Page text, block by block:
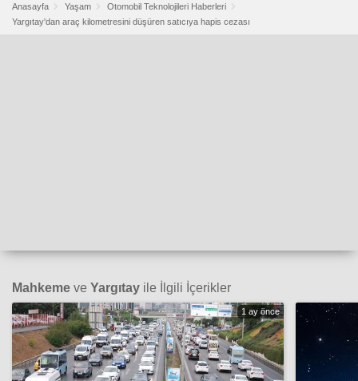
Anasayfa Yaşam
Otomobil Teknolojileri Haberleri
Yargıtay'dan araç kilometresini düşüren satıcıya hapis cezası
Mahkeme ve Yargıtay ile İlgili İçerikler
1 ay önce